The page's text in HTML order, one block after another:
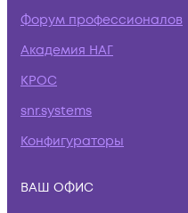
Форум профессионалов
Академия НАГ
КРОС
snr.systems
Конфигураторы
ВАШ ОФИС